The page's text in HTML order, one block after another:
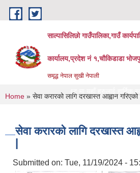
Skip to main content
साल्पासिलिछो गाउँपालिका,गाउँ
कार्यालय,प्रदेश नं १,चौकिडाडा
समृद्ध नेपाल सुखी नेपाली
को वेभसाइट मा यहाँ हरुलाई हार्दिक स्वागत छ
You are here
Home » सेवा करारको लागि दरखास्त आह्वान
सेवा करारको लागि दरखास्त
Submitted on: Tue, 11/19/2024 -